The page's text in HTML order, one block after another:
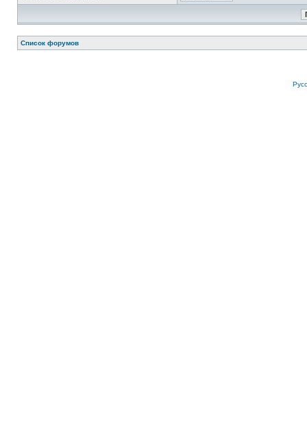
Список форумов